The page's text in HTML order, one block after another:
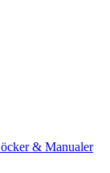
& Manualer